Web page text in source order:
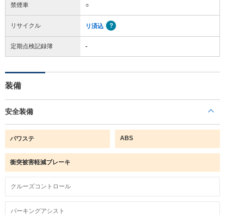
禁煙車 ○
リサイクル リ済込
定期点検記録簿 -
装備
安全装備
パワステ ABS
衝突被害軽減ブレーキ
クルーズコントロール
パーキングアシスト